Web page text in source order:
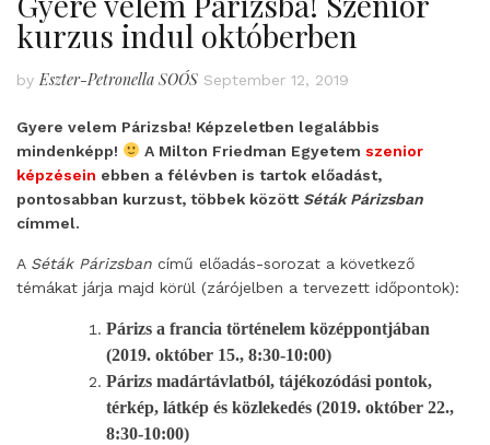
kurzus indul októberben
by Eszter-Petronella SOÓS September 12, 2019
Gyere velem Párizsba! Képzeletben legalábbis
mindenképp!
A Milton Friedman Egyetem szenior
képzésein ebben a félévben is tartok előadást,
pontosabban kurzust, többek között Séták Párizsban
címmel.
A Séták Párizsban című előadás-sorozat a következő
témákat járja majd körül (zárójelben a tervezett időpontok):
Párizs a francia történelem középpontjában
(2019. október 15., 8:30-10:00)
Párizs madártávlatból, tájékozódási pontok,
térkép, látkép és közlekedés (2019. október 22.,
8:30-10:00)